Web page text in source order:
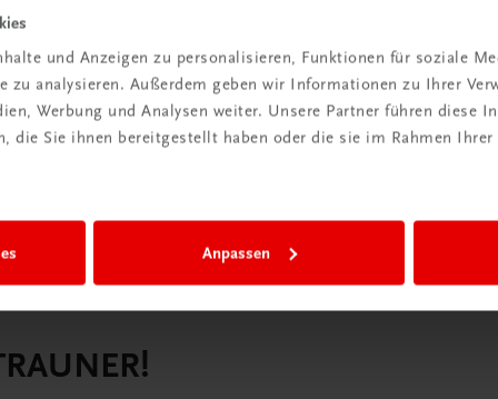
und Anzeigen zu personalisieren, Funktionen für soziale
zu analysieren. Außerdem geben wir Informationen zu Ihrer
Werbung und Analysen weiter. Unsere Partner führen diese
die Sie ihnen bereitgestellt haben oder die sie im Rahmen
Anpassen